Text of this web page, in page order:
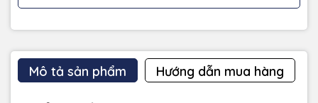
Mô tả sản phẩm Hướng dẫn mua hàng